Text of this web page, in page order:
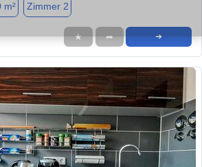
m² Zimmer 2
★ ➦ ➜